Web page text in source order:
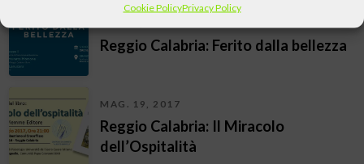
Cookie PolicyPrivacy Policy
Reggio Calabria: Ferito dalla bellezza
MAG. 19, 2017
Reggio Calabria: Il Miracolo
dell’Ospitalità